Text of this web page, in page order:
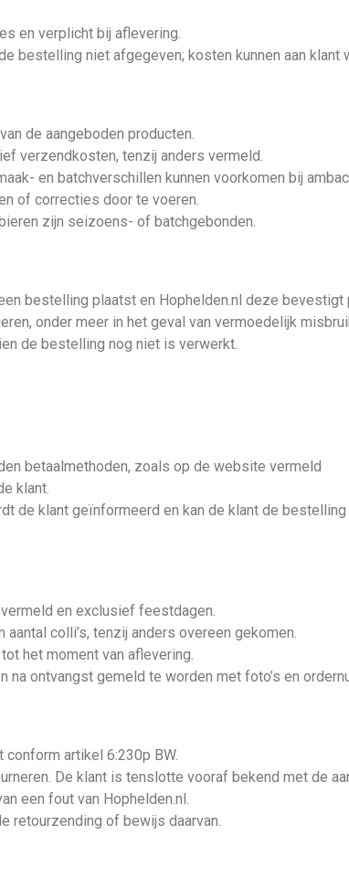
en verplicht bij aflevering.
bestelling niet afgegeven; kosten kunnen aan klant
de aangeboden producten.
verzendkosten, tenzij anders vermeld.
en batchverschillen kunnen voorkomen bij
of correcties door te voeren.
zijn seizoens- of batchgebonden.
bestelling plaatst en Hophelden.nl deze bevestigt
onder meer in het geval van vermoedelijk
de bestelling nog niet is verwerkt.
betaalmethoden, zoals op de website vermeld
klant.
de klant geïnformeerd en kan de klant de
en exclusief feestdagen.
colli’s, tenzij anders overeen gekomen.
het moment van aflevering.
ontvangst gemeld te worden met foto’s en
artikel 6:230p BW.
De klant is tenslotte vooraf bekend met de
een fout van Hophelden.nl.
retourzending of bewijs daarvan.